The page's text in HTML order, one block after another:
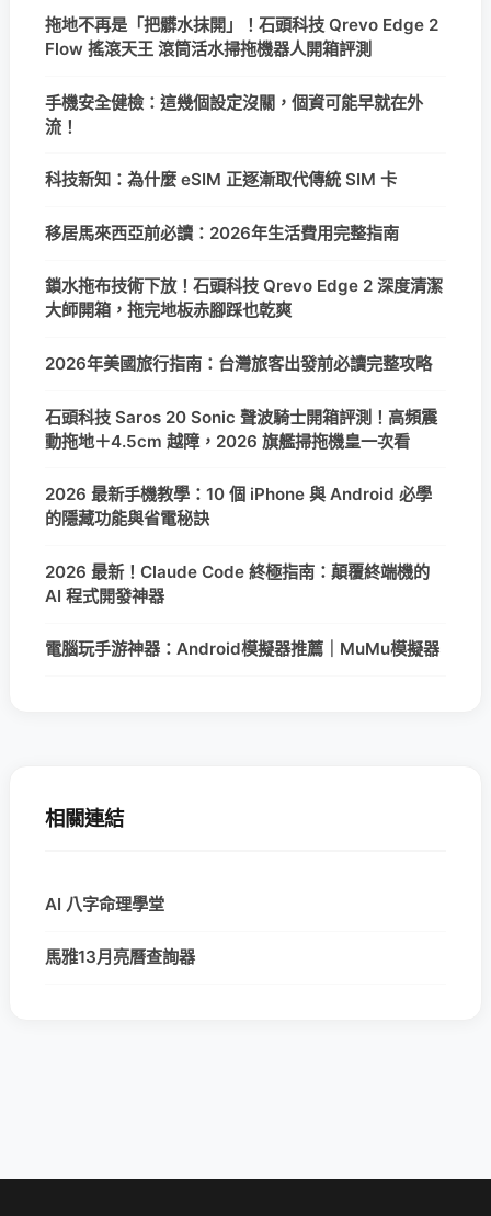
拖地不再是「把髒水抹開」！石頭科技 Qrevo Edge 2
Flow 搖滾天王 滾筒活水掃拖機器人開箱評測
手機安全健檢：這幾個設定沒關，個資可能早就在外
流！
科技新知：為什麼 eSIM 正逐漸取代傳統 SIM 卡
移居馬來西亞前必讀：2026年生活費用完整指南
鎖水拖布技術下放！石頭科技 Qrevo Edge 2 深度清潔
大師開箱，拖完地板赤腳踩也乾爽
2026年美國旅行指南：台灣旅客出發前必讀完整攻略
石頭科技 Saros 20 Sonic 聲波騎士開箱評測！高頻震
動拖地＋4.5cm 越障，2026 旗艦掃拖機皇一次看
2026 最新手機教學：10 個 iPhone 與 Android 必學
的隱藏功能與省電秘訣
2026 最新！Claude Code 終極指南：顛覆終端機的
AI 程式開發神器
電腦玩手游神器：Android模擬器推薦｜MuMu模擬器
相關連結
AI 八字命理學堂
馬雅13月亮曆查詢器